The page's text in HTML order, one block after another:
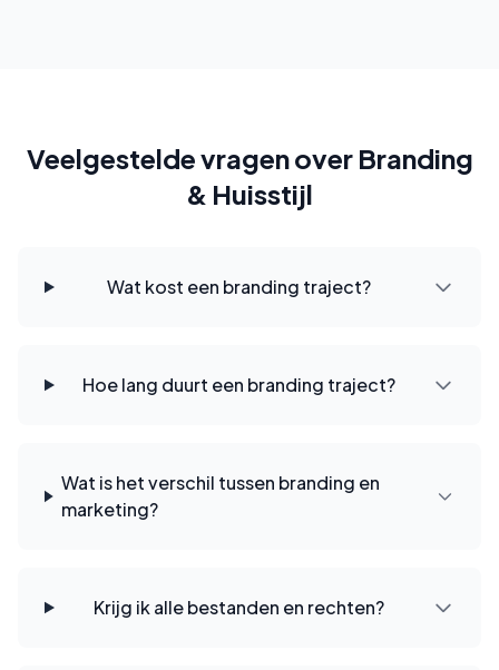
Veelgestelde vragen over Branding
& Huisstijl
Wat kost een branding traject?
Hoe lang duurt een branding traject?
Wat is het verschil tussen branding en
marketing?
Krijg ik alle bestanden en rechten?